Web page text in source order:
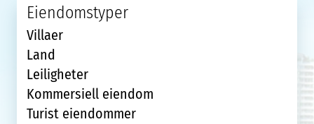
Eiendomstyper
Villaer
Land
Leiligheter
Kommersiell eiendom
Turist eiendommer